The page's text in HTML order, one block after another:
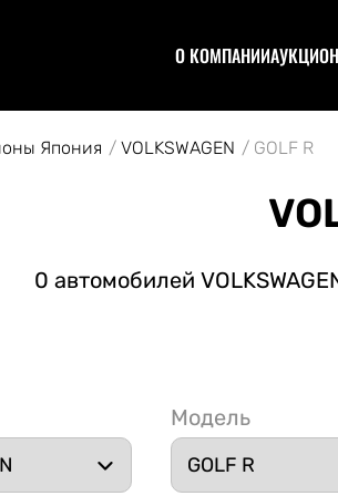
О КОМПАНИИ
Япония VOLKSWAGEN GOLF R
0 автомобилей
Модель